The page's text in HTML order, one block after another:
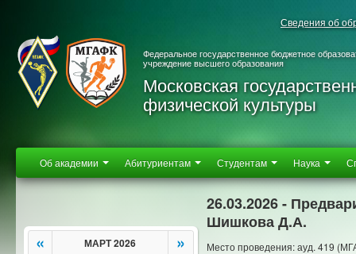
Сведения об
Федеральное государственное бюджетное
учреждение высшего образования
Московская
физической культуры
Об академии Абитуриентам Студентам Наука
« МАРТ 2026 »
26.03.2026 -
Шишкова Д.А.
Место проведения: ауд. 419